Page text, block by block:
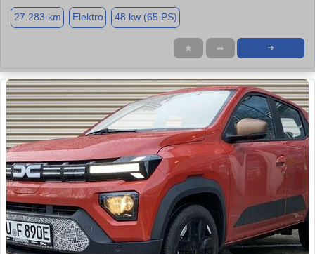
27.283 km Elektro 48 kw (65 PS)
★ ➦ ➜